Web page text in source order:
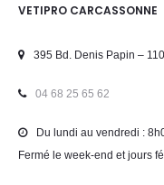
VETIPRO CARCASSONNE
395 Bd. Denis Papin –
04 68 25 65 62
Du lundi au vendredi :
Fermé le week-end et jours